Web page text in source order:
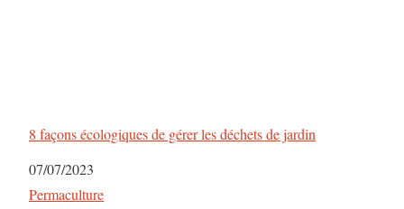
8 façons écologiques de gérer les déchets de jardin
Date
07/07/2023
Par rapport à
Permaculture